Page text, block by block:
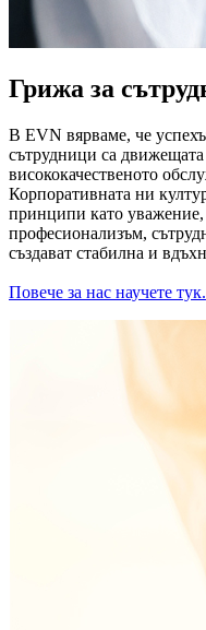
Грижа за
В EVN вярваме, че
сътрудници са движещата
висококачественото
Корпоративната ни
принципи като уважение,
професионализъм,
създават стабилна и
Повече за нас научете тук.